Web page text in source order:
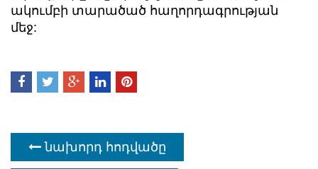
ակումբի տարածած հաղորդագրության
մեջ:
նախորդ հոդվածը